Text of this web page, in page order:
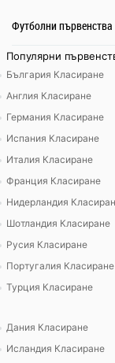
Футболни първенства
Популярни
България Класиране
Англия Класиране
Германия Класиране
Испания Класиране
Италия Класиране
Франция Класиране
Нидерландия
Шотландия Класиране
Русия Класиране
Португалия Класиране
Турция Класиране
Дания Класиране
Исландия Класиране